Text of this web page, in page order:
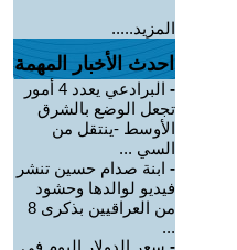
المزيد.....
احدث الأخبار المهمة
-
البرادعي يعدد 4 أمور
تجعل الوضع بالشرق
الأوسط -ينتقل من
السي ...
- ابنة صدام حسين تنشر
فيديو لوالدها وحشود
من العراقيين بذكرى 8
...
- سعر الدولار اليوم في